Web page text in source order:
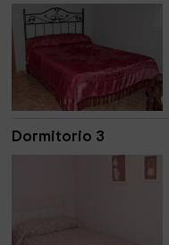
Dormitorio 3